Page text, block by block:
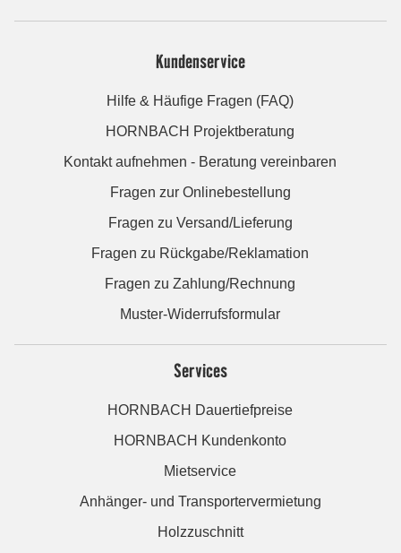
Kundenservice
Hilfe & Häufige Fragen (FAQ)
HORNBACH Projektberatung
Kontakt aufnehmen - Beratung vereinbaren
Fragen zur Onlinebestellung
Fragen zu Versand/Lieferung
Fragen zu Rückgabe/Reklamation
Fragen zu Zahlung/Rechnung
Muster-Widerrufsformular
Services
HORNBACH Dauertiefpreise
HORNBACH Kundenkonto
Mietservice
Anhänger- und Transportervermietung
Holzzuschnitt